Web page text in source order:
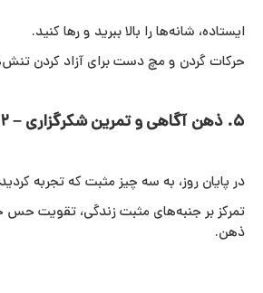
ایستاده، شانه‌ها را بالا ببرید و رها کنید.
حرکات گردن و مچ دست برای آزاد کردن
۵. ذهن‌ آگاهی و تمرین شکرگزاری – ۲ دقیقه
در پایان روز، به سه چیز مثبت که تجربه
تمرکز بر جنبه‌های مثبت زندگی، تقویت
ذهن.